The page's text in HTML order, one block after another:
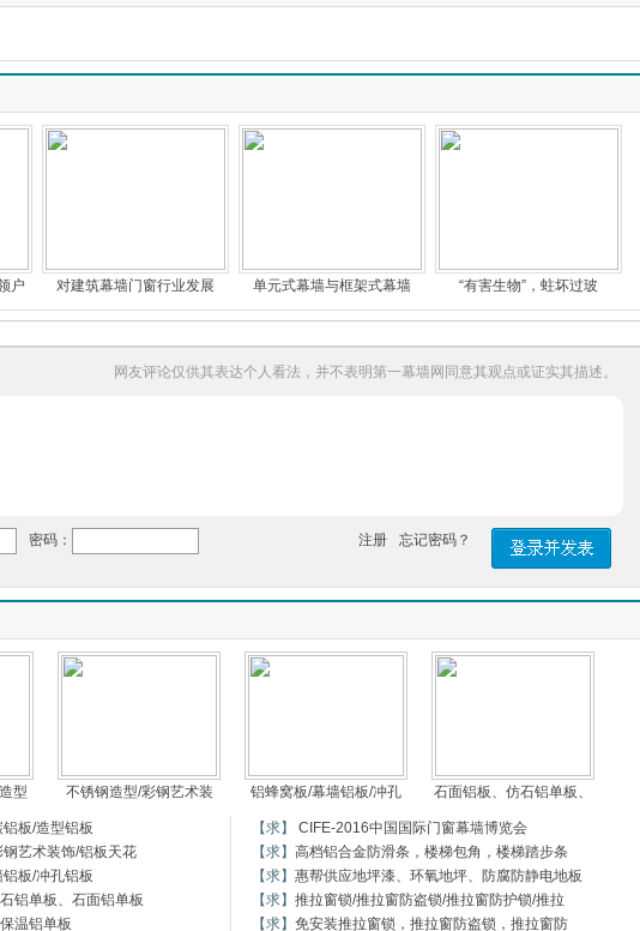
户 对建筑幕墙门窗行业发展 单元式幕墙与框架式幕墙 “有害生物”，蛀坏过玻
网友评论仅供其表达个人看法，并不表明第一幕墙网同意其观点或证实其描述。
密码： 注册 忘记密码？
型 不锈钢造型/彩钢艺术装 铝蜂窝板/幕墙铝板/冲孔 石面铝板、仿石铝单板、
板/造型铝板
艺术装饰/铝板天花
板/冲孔铝板
铝单板、石面铝单板
温铝单板
【求】
CIFE-2016中国国际门窗幕墙博览会
【求】 高档铝合金防滑条，楼梯包角，楼梯踏步条
【求】 惠帮供应地坪漆、环氧地坪、防腐防静电地板
【求】 推拉窗锁/推拉窗防盗锁/推拉窗防护锁/推拉
【求】 免安装推拉窗锁，推拉窗防盗锁，推拉窗防